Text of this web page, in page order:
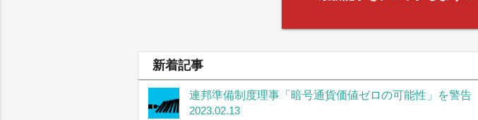
新着記事
連邦準備制度理事「暗号通貨価値ゼロの可能性」を警告
2023.02.13